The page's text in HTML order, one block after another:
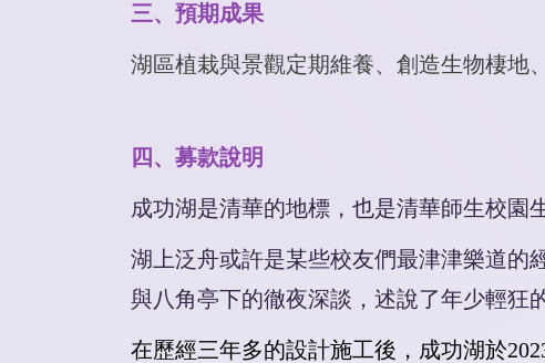
三、預期成果
湖區植栽與景觀定期維養、 創造生物棲地
四、募款說明
成功湖是清華的地標，也是清華師生校園
湖上泛舟或許是某些校友們最津津樂道的
與八角亭下的徹夜深談，述說了年少輕狂
在歷經三年多的設計施工後，成功湖於